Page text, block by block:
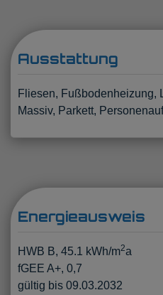
Ausstattung
Fliesen Fußbodenheizung
Massiv
Parkett
Energieausweis
HWB B, 45.1 kWh/m2a
fGEE A+, 0,7
gültig bis 09.03.2032